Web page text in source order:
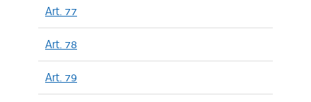
Art. 77
Art. 78
Art. 79